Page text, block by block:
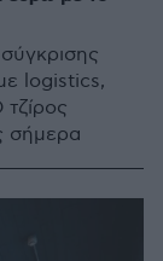
logistics,
σήμερα